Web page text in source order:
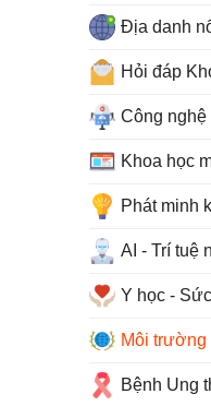
Địa danh
Hỏi đáp
Công nghệ
Khoa học
Phát minh
AI - Trí tuệ
Y học -
Môi trường
Bệnh Ung